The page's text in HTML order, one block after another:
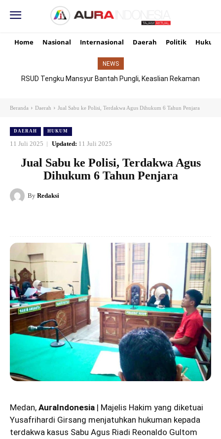
Home Nasional Internasional Daerah Politik Hukum
NEWS
RSUD Tengku Mansyur Bantah Pungli, Keaslian Rekaman
Beranda Daerah Jual Sabu ke Polisi, Terdakwa Agus Dihukum 6 Tahun Penjara
DAERAH HUKUM
11 Juli 2025 Updated: 11 Juli 2025
Jual Sabu ke Polisi, Terdakwa Agus
Dihukum 6 Tahun Penjara
By Redaksi
Medan, AuraIndonesia | Majelis Hakim yang diketuai
Yusafrihardi Girsang menjatuhkan hukuman kepada
terdakwa kasus Sabu Agus Riadi Reonaldo Gultom